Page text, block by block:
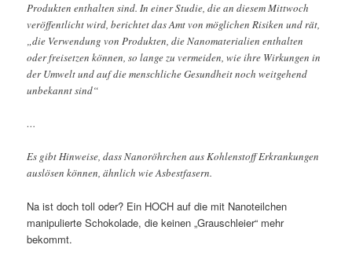
Produkten enthalten sind. In einer Studie, die an diesem Mittwoch
veröffentlicht wird, berichtet das Amt von möglichen Risiken und rät,
„die Verwendung von Produkten, die Nanomaterialien enthalten
oder freisetzen können, so lange zu vermeiden, wie ihre Wirkungen in
der Umwelt und auf die menschliche Gesundheit noch weitgehend
unbekannt sind“
…
Es gibt Hinweise, dass Nanoröhrchen aus Kohlenstoff Erkrankungen
auslösen können, ähnlich wie Asbestfasern.
Na ist doch toll oder? Ein HOCH auf die mit Nanoteilchen
manipulierte Schokolade, die keinen „Grauschleier“ mehr
bekommt.